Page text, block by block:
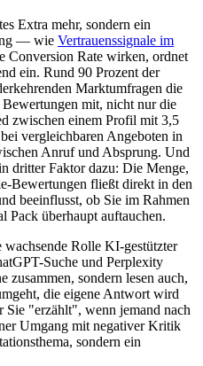
Extra mehr, sondern ein
— wie Vertrauenssignale im
Conversion Rate wirken, ordnet
ein. Rund 90 Prozent der
Marktumfragen die
mit, nicht nur die
zwischen einem Profil mit 3,5
vergleichbaren Angeboten in
Anruf und Absprung. Und
dritter Faktor dazu: Die Menge,
Bewertungen fließt direkt in den
beeinflusst, ob Sie im Rahmen
Pack überhaupt auftauchen.
Rolle KI-gestützter
Suche und Perplexity
zusammen, sondern lesen auch,
die eigene Antwort wird
Sie "erzählt", wenn jemand nach
Umgang mit negativer Kritik
sondern ein